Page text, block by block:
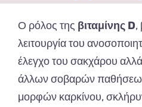
Ο ρόλος της βιταμίνης D,
λειτουργία του
έλεγχο του σακχάρου
άλλων σοβαρών
μορφών καρκίνου,